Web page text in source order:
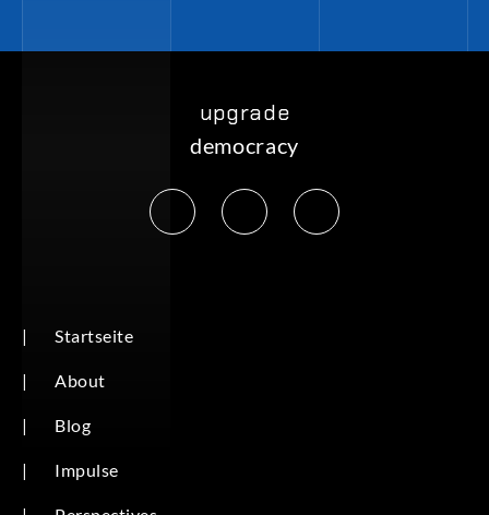
upgrade
democracy
| Startseite
| About
| Blog
| Impulse